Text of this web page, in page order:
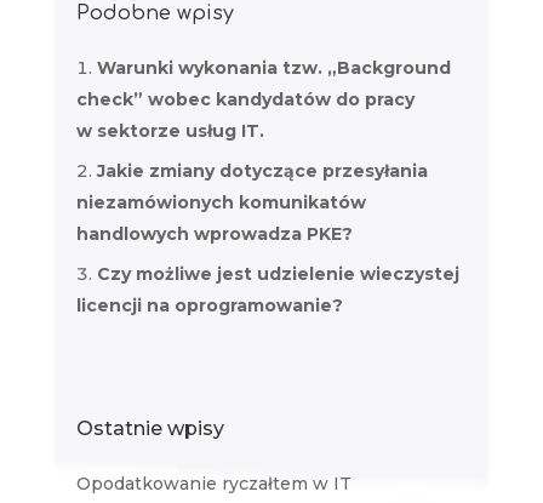
Podobne wpisy
Warunki wykonania tzw. „Background
check” wobec kandydatów do pracy
w sektorze usług IT.
Jakie zmiany dotyczące przesyłania
niezamówionych komunikatów
handlowych wprowadza PKE?
Czy możliwe jest udzielenie wieczystej
licencji na oprogramowanie?
Ostatnie wpisy
Opodatkowanie ryczałtem w IT